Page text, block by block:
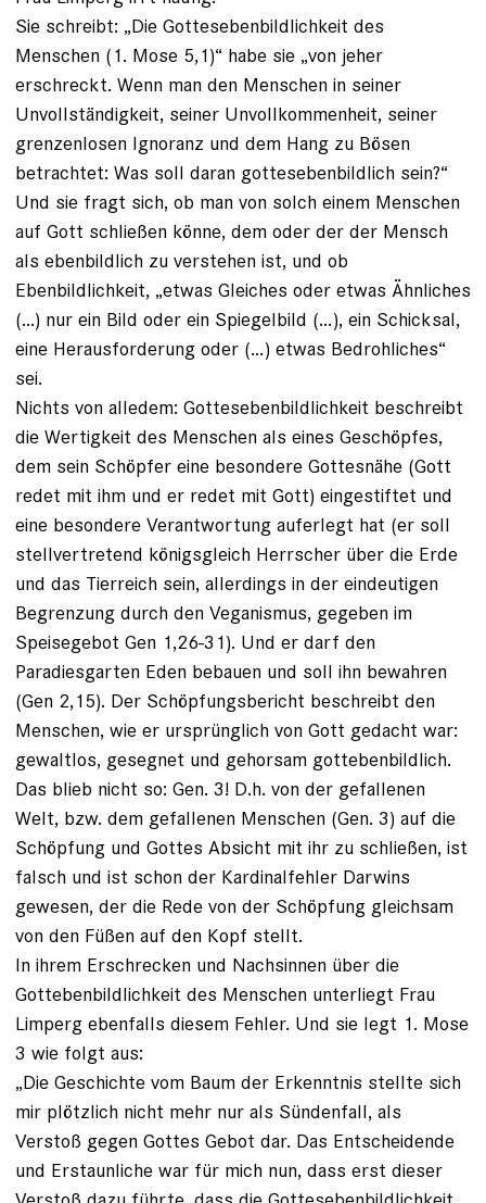
Sie schreibt: „Die Gottesebenbildlichkeit des
Menschen (1. Mose 5,1)“ habe sie „von jeher
erschreckt. Wenn man den Menschen in seiner
Unvollständigkeit, seiner Unvollkommenheit, seiner
grenzenlosen Ignoranz und dem Hang zu Bösen
betrachtet: Was soll daran gottesebenbildlich sein?“
Und sie fragt sich, ob man von solch einem Menschen
auf Gott schließen könne, dem oder der der Mensch
als ebenbildlich zu verstehen ist, und ob
Ebenbildlichkeit, „etwas Gleiches oder etwas Ähnliches
(...) nur ein Bild oder ein Spiegelbild (…), ein Schicksal,
eine Herausforderung oder (…) etwas Bedrohliches“
sei.
Nichts von alledem: Gottesebenbildlichkeit beschreibt
die Wertigkeit des Menschen als eines Geschöpfes,
dem sein Schöpfer eine besondere Gottesnähe (Gott
redet mit ihm und er redet mit Gott) eingestiftet und
eine besondere Verantwortung auferlegt hat (er soll
stellvertretend königsgleich Herrscher über die Erde
und das Tierreich sein, allerdings in der eindeutigen
Begrenzung durch den Veganismus, gegeben im
Speisegebot Gen 1,26-31). Und er darf den
Paradiesgarten Eden bebauen und soll ihn bewahren
(Gen 2,15). Der Schöpfungsbericht beschreibt den
Menschen, wie er ursprünglich von Gott gedacht war:
gewaltlos, gesegnet und gehorsam gottebenbildlich.
Das blieb nicht so: Gen. 3! D.h. von der gefallenen
Welt, bzw. dem gefallenen Menschen (Gen. 3) auf die
Schöpfung und Gottes Absicht mit ihr zu schließen, ist
falsch und ist schon der Kardinalfehler Darwins
gewesen, der die Rede von der Schöpfung gleichsam
von den Füßen auf den Kopf stellt.
In ihrem Erschrecken und Nachsinnen über die
Gottebenbildlichkeit des Menschen unterliegt Frau
Limperg ebenfalls diesem Fehler. Und sie legt 1. Mose
3 wie folgt aus:
„Die Geschichte vom Baum der Erkenntnis stellte sich
mir plötzlich nicht mehr nur als Sündenfall, als
Verstoß gegen Gottes Gebot dar. Das Entscheidende
und Erstaunliche war für mich nun, dass erst dieser